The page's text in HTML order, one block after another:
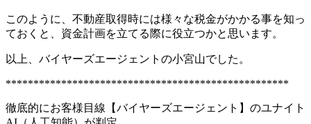
このように、不動産取得時には様々な税金がかかる事を知っ
ておくと、資金計画を立てる際に役立つかと思います。
以上、バイヤーズエージェントの小宮山でした。
***************************************************
徹底的にお客様目線【バイヤーズエージェント】のユナイト